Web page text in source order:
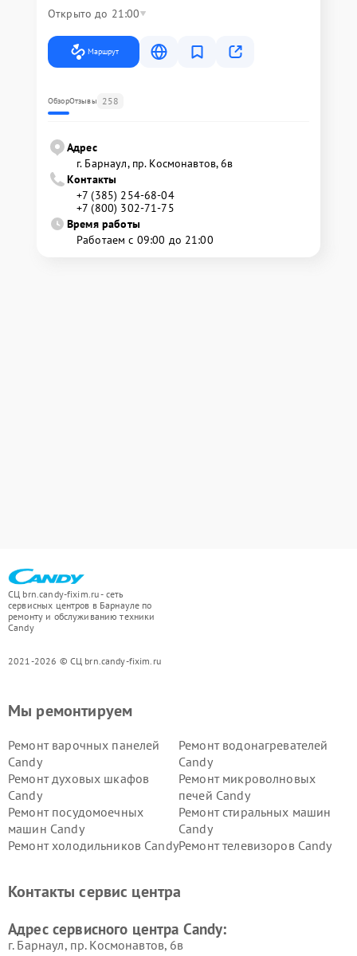
Открыто до 21:00
Маршрут
ОбзорОтзывы 258
Адрес
г. Барнаул, ​пр. Космонавтов, 6в
Контакты
+7 (385) 254-68-04
+7 (800) 302-71-75
Время работы
Работаем с 09:00 до 21:00
СЦ brn.candy-fixim.ru - сеть
сервисных центров в Барнауле по
ремонту и обслуживанию техники
Candy
2021-2026 © СЦ brn.candy-fixim.ru
Мы ремонтируем
Ремонт варочных панелей
Candy
Ремонт водонагревателей
Candy
Ремонт духовых шкафов
Candy
Ремонт микроволновых
печей Candy
Ремонт посудомоечных
машин Candy
Ремонт стиральных машин
Candy
Ремонт холодильников CandyРемонт телевизоров Candy
Контакты сервис центра
Адрес сервисного центра Candy:
г. Барнаул, ​пр. Космонавтов, 6в